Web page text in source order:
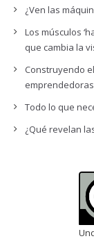
¿Ven las
Los músculos
que cambia la
Construyendo
Todo lo que
¿Qué revelan